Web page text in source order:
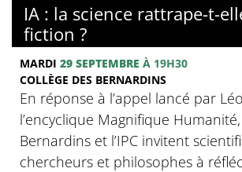
IA : la science rattrape-t-
fiction ?
MARDI 29 SEPTEMBRE À 19H30
COLLÈGE DES BERNARDINS
En réponse à l’appel lancé par
l’encyclique Magnifique
Bernardins et l’IPC invitent
chercheurs et philosophes à